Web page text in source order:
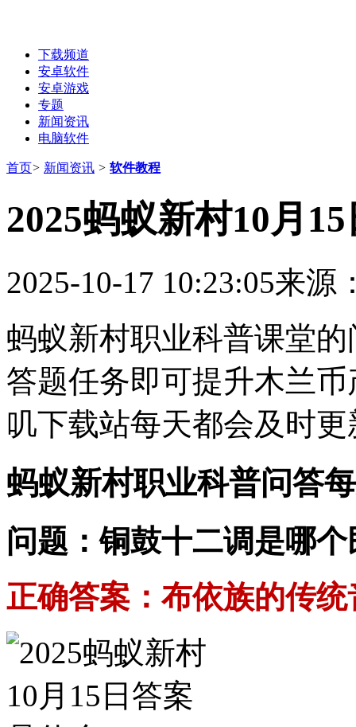
下载频道
安卓软件
安卓游戏
专题
新闻资讯
电脑软件
首页> 新闻资讯 > 软件教程
2025蚂蚁新村10月
2025-10-17 10:23:05来源
蚂蚁新村职业科普课堂
答题任务即可提升木兰
叽下载站每天都会及时
蚂蚁新村职业科普问答
问题：铜鼓十二调是哪
正确答案：布依族的传